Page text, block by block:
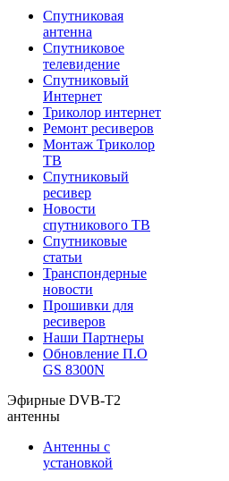
Спутниковая
антенна
Спутниковое
телевидение
Спутниковый
Интернет
Триколор интернет
Ремонт ресиверов
Монтаж Триколор
ТВ
Спутниковый
ресивер
Новости
спутникового ТВ
Спутниковые
статьи
Транспондерные
новости
Прошивки для
ресиверов
Наши Партнеры
Обновление П.О
GS 8300N
Эфирные DVB-T2
антенны
Антенны с
установкой